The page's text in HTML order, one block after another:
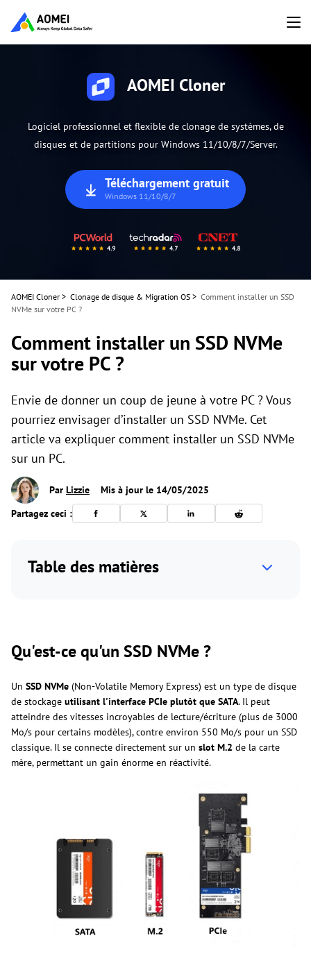
AOMEI Cloner
Logiciel professionnel et flexible de clonage de systèmes, de
disques et de partitions pour Windows 11/10/8/7/Server.
Téléchargement gratuit
Windows 11/10/8/7
AOMEI Cloner > Clonage de disque & Migration OS > Comment installer un SSD
NVMe sur votre PC ?
Comment installer un SSD NVMe
sur votre PC ?
Envie de donner un coup de jeune à votre PC ? Vous
pourriez envisager d’installer un SSD NVMe. Cet
article va expliquer comment installer un SSD NVMe
sur un PC.
Par Lizzie
Mis à jour le 14/05/2025
Partagez ceci :
Table des matières
Qu'est-ce qu'un SSD NVMe ?
Un SSD NVMe (Non-Volatile Memory Express) est un type de disque
de stockage utilisant l'interface PCIe plutôt que SATA. Il peut
atteindre des vitesses incroyables de lecture/écriture (plus de 3000
Mo/s pour certains modèles), contre environ 550 Mo/s pour un SSD
classique. Il se connecte directement sur un slot M.2 de la carte
mère, permettant un gain énorme en réactivité.